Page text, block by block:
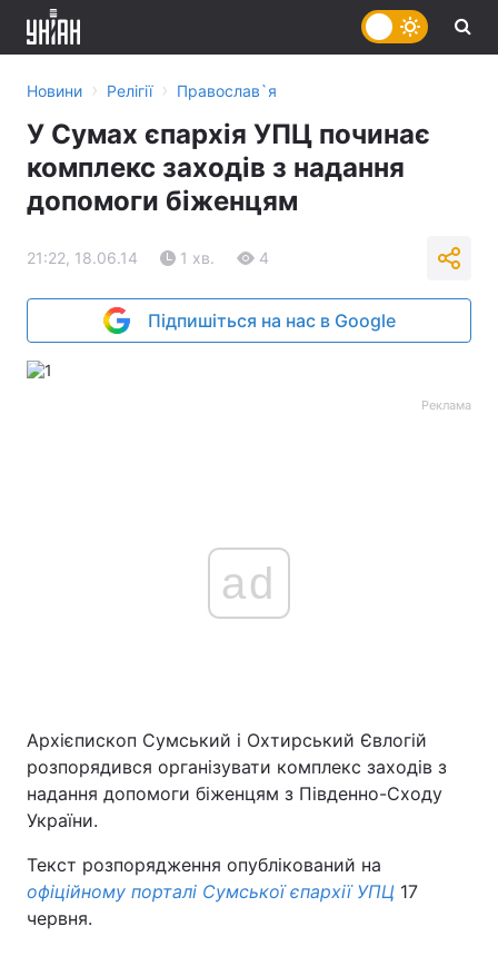
Новини › Релігії › Православ`я
У Сумах єпархія УПЦ починає
комплекс заходів з надання
допомоги біженцям
21:22, 18.06.14 1 хв. 4
Підпишіться на нас в Google
Реклама
ad
Архієпископ Сумський і Охтирський Євлогій
розпорядився організувати комплекс заходів з
надання допомоги біженцям з Південно-Сходу
України.
Текст розпорядження опублікований на
офіційному порталі Сумської єпархії УПЦ 17
червня.